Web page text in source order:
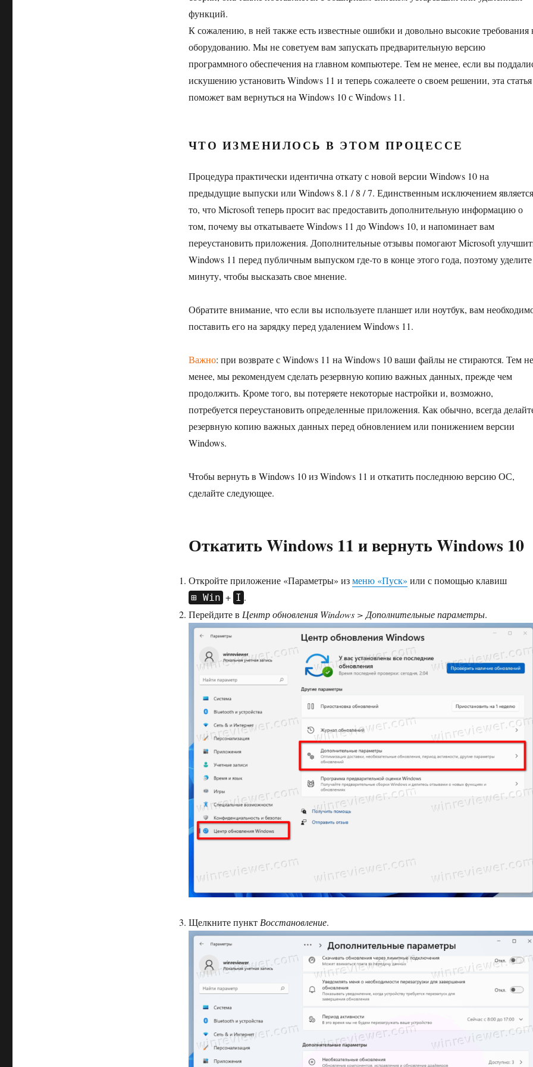
функций.
К сожалению, в ней также есть известные ошибки и довольно высокие требования
оборудованию. Мы не советуем вам запускать предварительную версию
программного обеспечения на главном компьютере. Тем не менее, если вы
искушению установить Windows 11 и теперь сожалеете о своем решении, эта статья
поможет вам вернуться на Windows 10 с Windows 11.
ЧТО ИЗМЕНИЛОСЬ В ЭТОМ ПРОЦЕССЕ
Процедура практически идентична откату с новой версии Windows 10 на
предыдущие выпуски или Windows 8.1 / 8 / 7. Единственным исключением является
то, что Microsoft теперь просит вас предоставить дополнительную информацию о
том, почему вы откатываете Windows 11 до Windows 10, и напоминает вам
переустановить приложения. Дополнительные отзывы помогают Microsoft
Windows 11 перед публичным выпуском где-то в конце этого года, поэтому уделите
минуту, чтобы высказать свое мнение.
Обратите внимание, что если вы используете планшет или ноутбук, вам
поставить его на зарядку перед удалением Windows 11.
Важно: при возврате с Windows 11 на Windows 10 ваши файлы не стираются. Тем не
менее, мы рекомендуем сделать резервную копию важных данных, прежде чем
продолжить. Кроме того, вы потеряете некоторые настройки и, возможно,
потребуется переустановить определенные приложения. Как обычно, всегда
резервную копию важных данных перед обновлением или понижением версии
Windows.
Чтобы вернуть в Windows 10 из Windows 11 и откатить последнюю версию ОС,
сделайте следующее.
Откатить Windows 11 и вернуть Windows 10
Откройте приложение «Параметры» изменю «Пуск» или с помощью клавиш
Win + I .
Перейдите в Центр обновления Windows > Дополнительные параметры.
Щелкните пункт Восстановление.